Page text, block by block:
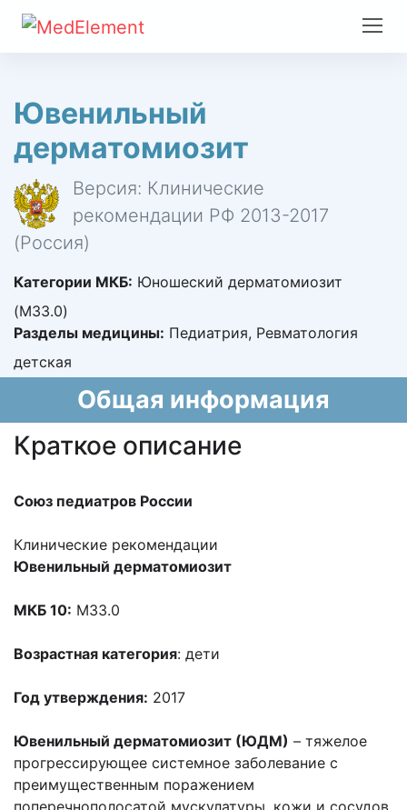
Ювенильный
дерматомиозит
Версия: Клинические
рекомендации РФ 2013-2017
(Россия)
Категории МКБ: Юношеский дерматомиозит
(M33.0)
Разделы медицины: Педиатрия, Ревматология
детская
Общая информация
Краткое описание
Союз педиатров России
Клинические рекомендации
Ювенильный дерматомиозит
МКБ 10: M33.0
Возрастная категория: дети
Год утверждения: 2017
Ювенильный дерматомиозит (ЮДМ) – тяжелое
прогрессирующее системное заболевание с
преимущественным поражением
поперечнополосатой мускулатуры, кожи и сосудов